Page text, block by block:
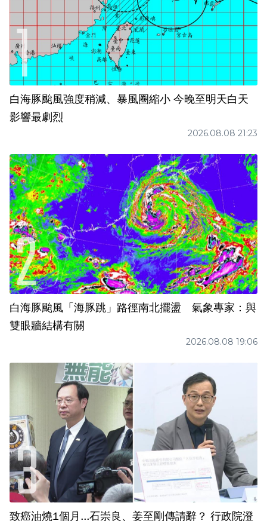
白海豚颱風強度稍減、暴風圈縮小 今晚至明天白天
影響最劇烈
2026.08.08 21:23
白海豚颱風「海豚跳」路徑南北擺盪 氣象專家：與
雙眼牆結構有關
2026.08.08 19:06
致癌油燒1個月...石崇良、姜至剛傳請辭？ 行政院澄